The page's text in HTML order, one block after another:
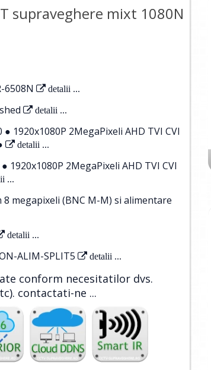
supraveghere mixt 1080N
6508N detalii ...
detalii ...
1920x1080P 2MegaPixeli AHD TVI CVI
detalii ...
1920x1080P 2MegaPixeli AHD TVI CVI
...
megapixeli (BNC M-M) si alimentare
detalii ...
ALIM-SPLIT5 detalii ...
conform necesitatilor dvs.
contactati-ne ...